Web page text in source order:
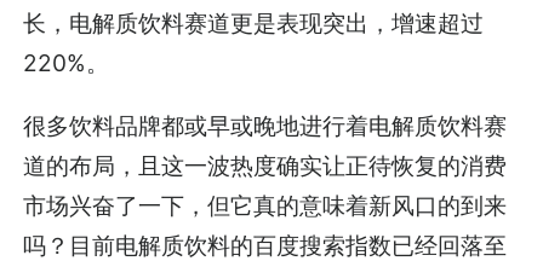
长，电解质饮料赛道更是表现突出，增速超过
220%。
很多饮料品牌都或早或晚地进行着电解质饮料赛
道的布局，且这一波热度确实让正待恢复的消费
市场兴奋了一下，但它真的意味着新风口的到来
吗？目前电解质饮料的百度搜索指数已经回落至